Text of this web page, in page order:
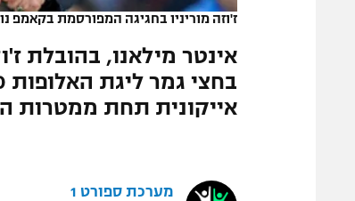
ז'וזה מוריניו בחגיגה המפורסמת בקאמפ
אינטר מילאנו, בהובלת
אייקונית תחת ממטרות
מערכת ספורט 1